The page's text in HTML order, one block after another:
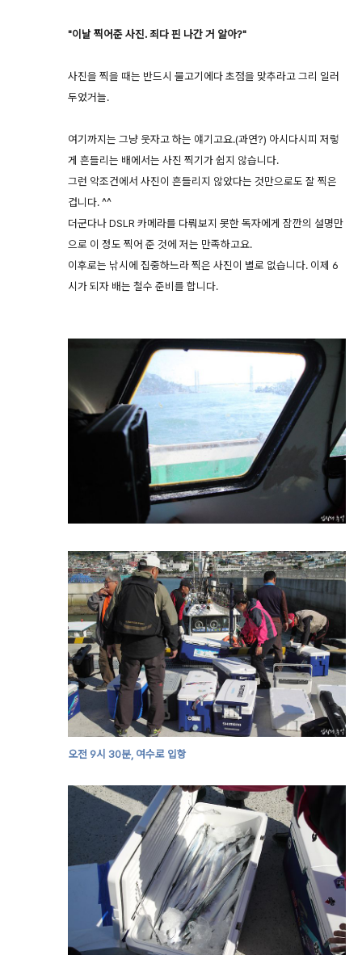
"이날 찍어준 사진. 죄다 핀 나간 거 알아?"
사진을 찍을 때는 반드시 물고기에다 초점을 맞추라고 그리 일러
두었거늘.
여기까지는 그냥 웃자고 하는 얘기고요.(과연?) 아시다시피 저렇
게 흔들리는 배에서는 사진 찍기가 쉽지 않습니다.
그런 악조건에서 사진이 흔들리지 않았다는 것만으로도 잘 찍은
겁니다. ^^
더군다나 DSLR 카메라를 다뤄보지 못한 독자에게 잠깐의 설명만
으로 이 정도 찍어 준 것에 저는 만족하고요.
이후로는 낚시에 집중하느라 찍은 사진이 별로 없습니다. 이제 6
시가 되자 배는 철수 준비를 합니다.
오전 9시 30분, 여수로 입항